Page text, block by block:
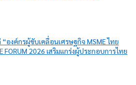
องค์กรผู้ขับเคลื่อนเศรษฐกิจ MSME ไทย
FORUM 2026 เสริมแกร่งผู้ประกอบการไทย